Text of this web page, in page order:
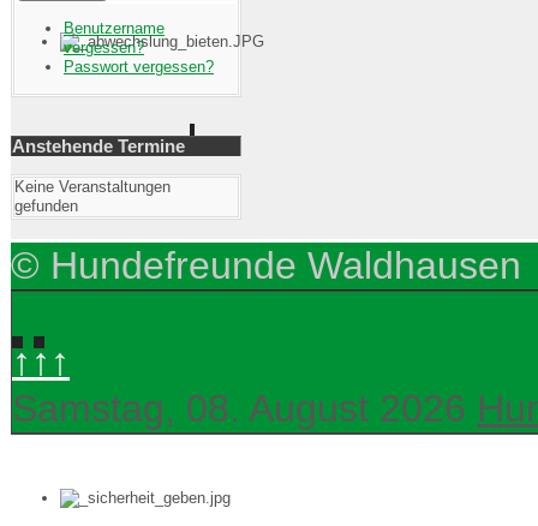
Benutzername
vergessen?
Passwort vergessen?
Anstehende Termine
Keine Veranstaltungen
gefunden
© Hundefreunde Waldhausen
↑↑↑
Samstag, 08. August 2026